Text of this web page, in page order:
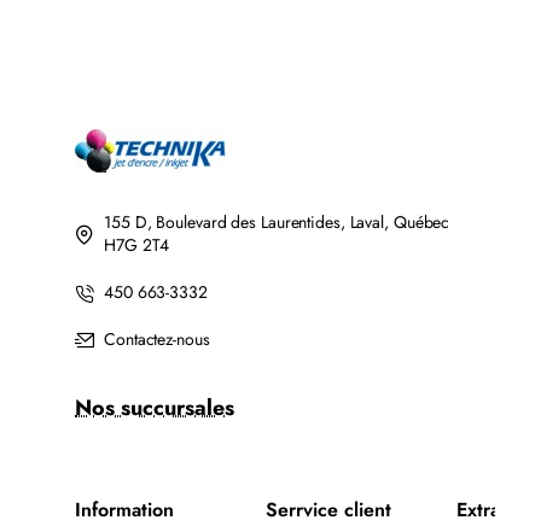
155 D, Boulevard des Laurentides, Laval, Québec
H7G 2T4
450 663-3332
Contactez-nous
Nos succursales
Information Serrvice client Extra